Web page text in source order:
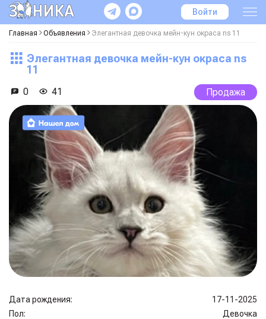
Войти
Главная Объявления Элегантная девочка мейн-кун окраса ns 11
Элегантная девочка мейн-кун окраса ns
11
0 41 Продажа
Дата рождения:
17-11-2025
Пол:
Девочка